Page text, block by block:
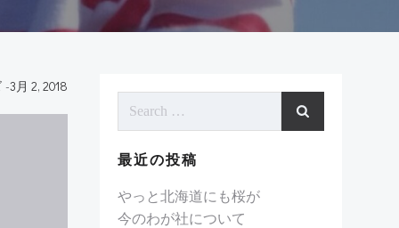
-3月 2, 2018
Search
最近の投稿
やっと北海道にも桜が
今のわが社について